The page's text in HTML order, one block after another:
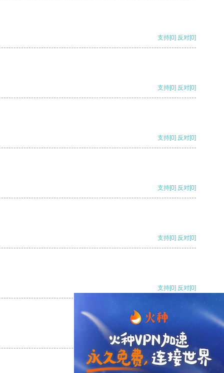
支持[0] 反对[0]
支持[0] 反对[0]
支持[0] 反对[0]
支持[0] 反对[0]
支持[0] 反对[0]
支持[0] 反对[0]
支持[0] 反对